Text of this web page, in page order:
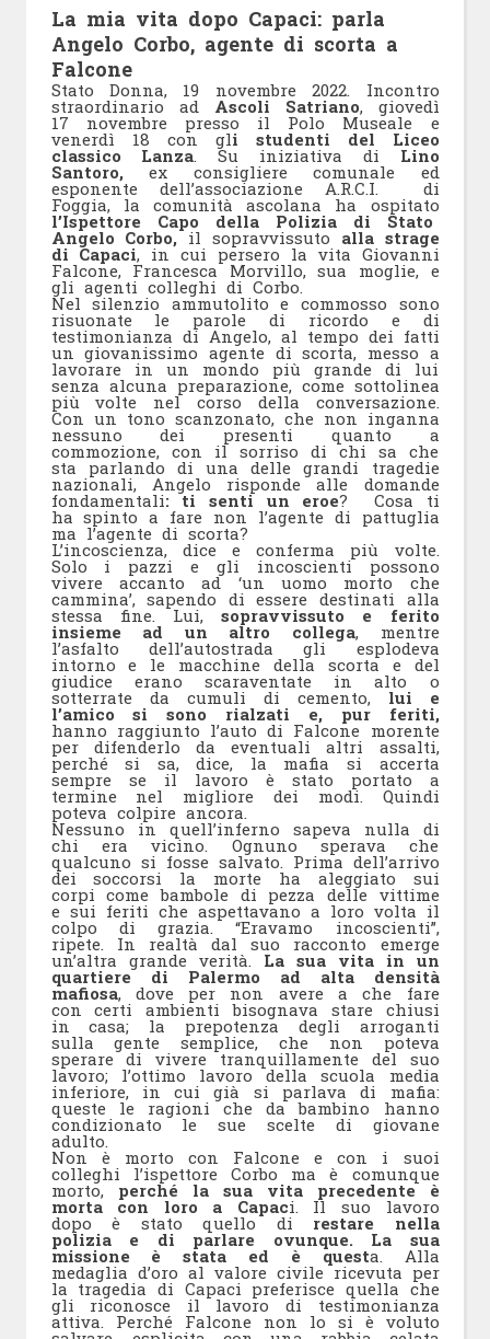
La mia vita dopo Capaci: parla
Angelo Corbo, agente di scorta a
Falcone
Stato Donna, 19 novembre 2022 . Incontro
straordinario ad Ascoli Satriano, giovedì
17 novembre presso il Polo Museale e
venerdì 18 con gli studenti del Liceo
classico Lanza . Su iniziativa di Lino
Santoro,ex consigliere comunale ed
esponente dell’associazione A.R.C.I. di
Foggia, la comunità ascolana ha ospitato
l’Ispettore Capo della Polizia di Stato
Angelo Corbo,il sopravvissuto alla strage
di Capaci, in cui persero la vita Giovanni
Falcone, Francesca Morvillo, sua moglie, e
gli agenti colleghi di Corbo.
Nel silenzio ammutolito e commosso sono
risuonate le parole di ricordo e di
testimonianza di Angelo, al tempo dei fatti
un giovanissimo agente di scorta, messo a
lavorare in un mondo più grande di lui
senza alcuna preparazione, come sottolinea
più volte nel corso della conversazione.
Con un tono scanzonato, che non inganna
nessuno dei presenti quanto a
commozione, con il sorriso di chi sa che
sta parlando di una delle grandi tragedie
nazionali, Angelo risponde alle domande
fondamentali: ti senti un eroe? Cosa ti
ha spinto a fare non l’agente di pattuglia
ma l’agente di scorta?
L’incoscienza, dice e conferma più volte.
Solo i pazzi e gli incoscienti possono
vivere accanto ad ‘un uomo morto che
cammina’, sapendo di essere destinati alla
stessa fine. Lui,sopravvissuto e ferito
insieme ad un altro collega, mentre
l’asfalto dell’autostrada gli esplodeva
intorno e le macchine della scorta e del
giudice erano scaraventate in alto o
sotterrate da cumuli di cemento,lui e
l’amico si sono rialzati e, pur feriti,
hanno raggiunto l’auto di Falcone morente
per difenderlo da eventuali altri assalti,
perché si sa, dice, la mafia si accerta
sempre se il lavoro è stato portato a
termine nel migliore dei modi. Quindi
poteva colpire ancora.
Nessuno in quell’inferno sapeva nulla di
chi era vicino. Ognuno sperava che
qualcuno si fosse salvato. Prima dell’arrivo
dei soccorsi la morte ha aleggiato sui
corpi come bambole di pezza delle vittime
e sui feriti che aspettavano a loro volta il
colpo di grazia. “Eravamo incoscienti”,
ripete. In realtà dal suo racconto emerge
un’altra grande verità. La sua vita in un
quartiere di Palermo ad alta densità
mafiosa, dove per non avere a che fare
con certi ambienti bisognava stare chiusi
in casa; la prepotenza degli arroganti
sulla gente semplice, che non poteva
sperare di vivere tranquillamente del suo
lavoro; l’ottimo lavoro della scuola media
inferiore, in cui già si parlava di mafia:
queste le ragioni che da bambino hanno
condizionato le sue scelte di giovane
adulto.
Non è morto con Falcone e con i suoi
colleghi l’ispettore Corbo ma è comunque
morto, perché la sua vita precedente è
morta con loro a Capaci. Il suo lavoro
dopo è stato quello di restare nella
polizia e di parlare ovunque. La sua
missione è stata ed è questa. Alla
medaglia d’oro al valore civile ricevuta per
la tragedia di Capaci preferisce quella che
gli riconosce il lavoro di testimonianza
attiva. Perché Falcone non lo si è voluto